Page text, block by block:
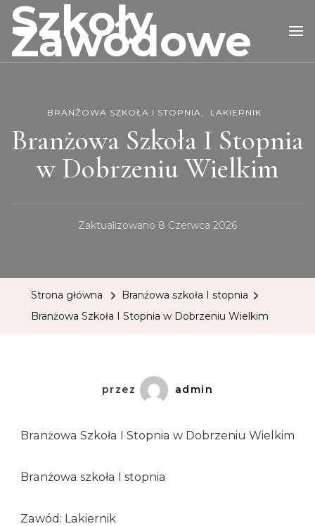
Szkoły
Zawodowe
BRANŻOWA SZKOŁA I STOPNIA LAKIERNIK
Branżowa Szkoła I Stopnia
w Dobrzeniu Wielkim
Zaktualizowano 8 Czerwca 2026
Strona główna
Branżowa szkoła I stopnia
Branżowa Szkoła I Stopnia w Dobrzeniu Wielkim
przez admin
Branżowa Szkoła I Stopnia w Dobrzeniu Wielkim
Branżowa szkoła I stopnia
Zawód: Lakiernik